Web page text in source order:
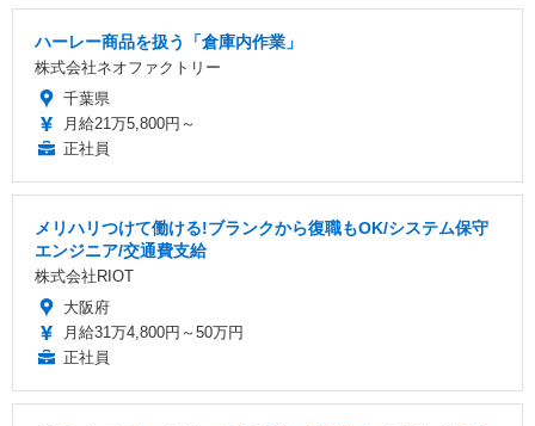
ハーレー商品を扱う「倉庫内作業」
株式会社ネオファクトリー
千葉県
月給21万5,800円～
正社員
メリハリつけて働ける!ブランクから復職もOK/システム保守
エンジニア/交通費支給
株式会社RIOT
大阪府
月給31万4,800円～50万円
正社員